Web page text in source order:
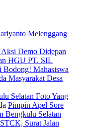
Melenggang
Demo Didepan
HGU PT. SIL
Bodong! Mahasiswa
Masyarakat Desa
Selatan Foto Yang
Pimpin Apel Sore
Bengkulu Selatan
Surat Jalan